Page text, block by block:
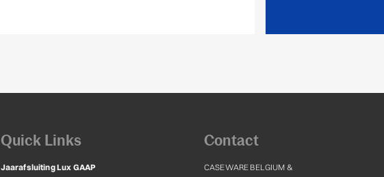
Quick Links
Jaarafsluiting Lux GAAP
Contact
CASEWARE BELGIUM &